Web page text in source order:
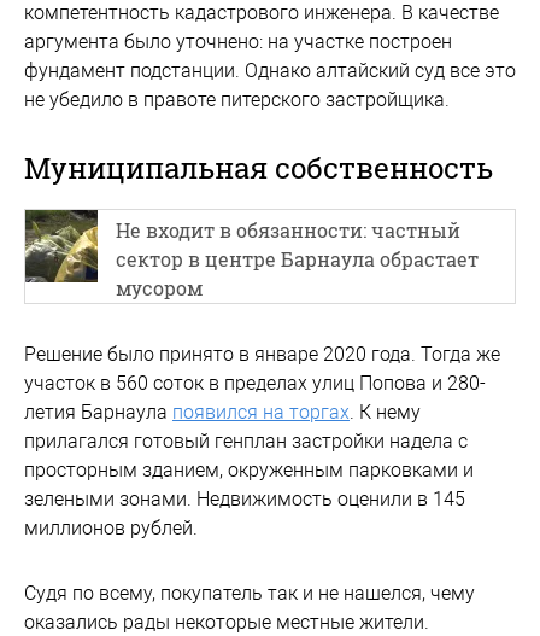
компетентность кадастрового инженера. В качестве
аргумента было уточнено: на участке построен
фундамент подстанции. Однако алтайский суд все это
не убедило в правоте питерского застройщика.
Муниципальная собственность
Не входит в обязанности: частный
сектор в центре Барнаула обрастает
мусором
Решение было принято в январе 2020 года. Тогда же
участок в 560 соток в пределах улиц Попова и 280-
летия Барнаула появился на торгах. К нему
прилагался готовый генплан застройки надела с
просторным зданием, окруженным парковками и
зелеными зонами. Недвижимость оценили в 145
миллионов рублей.
Судя по всему, покупатель так и не нашелся, чему
оказались рады некоторые местные жители.